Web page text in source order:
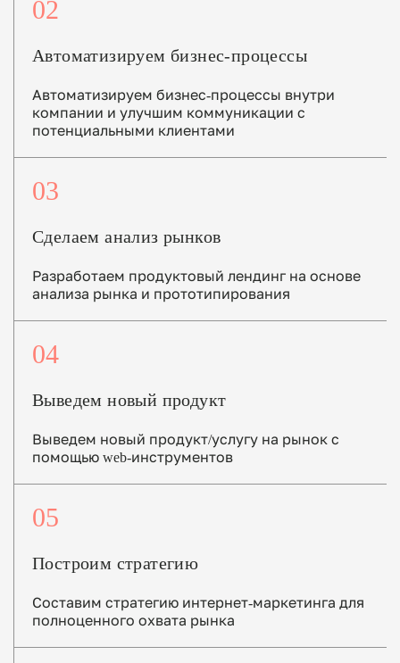
02
Автоматизируем бизнес-процессы
Автоматизируем бизнес-процессы внутри
компании и улучшим коммуникации с
потенциальными клиентами
03
Сделаем анализ рынков
Разработаем продуктовый лендинг на основе
анализа рынка и прототипирования
04
Выведем новый продукт
Выведем новый продукт/услугу на рынок с
помощью web-инструментов
05
Построим стратегию
Составим стратегию интернет-маркетинга для
полноценного охвата рынка